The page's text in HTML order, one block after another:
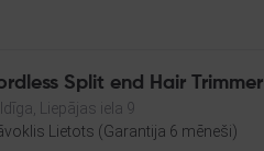
Split end Hair Trimmer
Liepājas iela 9
Lietots (Garantija 6 mēneši)